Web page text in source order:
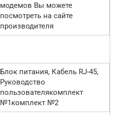
модемов Вы можете
посмотреть на сайте
производителя
Блок питания, Кабель RJ-45,
Руководство
пользователякомплект
№1комплект №2